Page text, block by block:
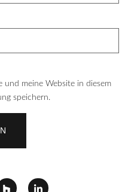
und meine Website in diesem
speichern.